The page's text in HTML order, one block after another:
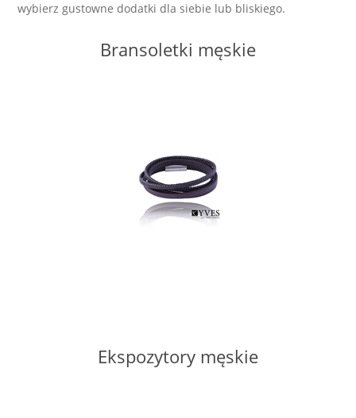
wybierz gustowne dodatki dla siebie lub bliskiego.
Bransoletki męskie
Ekspozytory męskie